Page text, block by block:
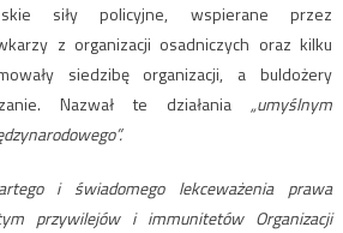
siły policyjne, wspierane przez
z organizacji osadniczych oraz kilku
siedzibę organizacji, a buldożery
Nazwał te działania „umyślnym
i świadomego lekceważenia prawa
przywilejów i immunitetów Organizacji